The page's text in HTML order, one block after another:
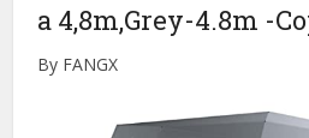
a 4,8m,Grey-4.8m -
By FANGX